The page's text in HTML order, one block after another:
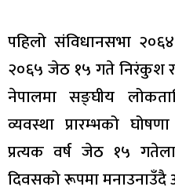
पहिलो संविधानसभा २०६४
२०६५ जेठ १५ गते निरंकुश
नेपालमा सङ्घीय
व्यवस्था प्रारम्भको
प्रत्यक वर्ष जेठ १५
दिवसको रूपमा